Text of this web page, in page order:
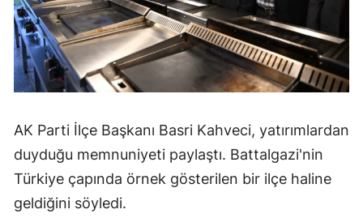
AK Parti İlçe Başkanı Basri Kahveci, yatırımlardan
duyduğu memnuniyeti paylaştı. Battalgazi'nin
Türkiye çapında örnek gösterilen bir ilçe haline
geldiğini söyledi.